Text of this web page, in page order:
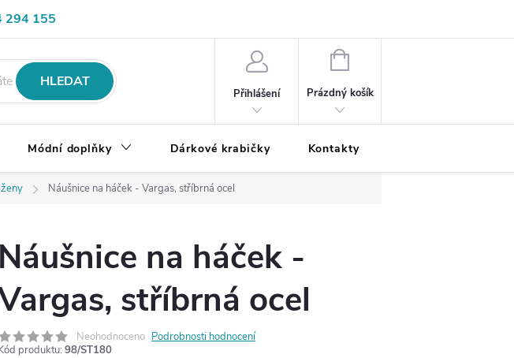
294 155
zboží
HLEDAT
Přihlášení
NÁKUPNÍ
Prázdný košík
Módní doplňky Dárkové krabičky Kontakty
Náušnice na háček - Vargas, stříbrná ocel
Náušnice na háček -
stříbrná ocel
Neohodnoceno Podrobnosti hodnocení
produktu: 98/ST180